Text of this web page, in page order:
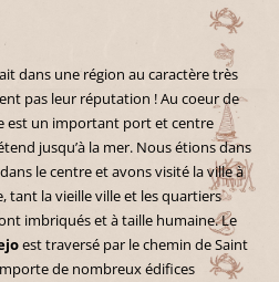
dans une région au caractère très
pas leur réputation ! Au coeur de
est un important port et centre
jusqu’à la mer. Nous étions dans
le centre et avons visité la ville à
tant la vieille ville et les quartiers
imbriqués et à taille humaine. Le
est traversé par le chemin de Saint
de nombreux édifices